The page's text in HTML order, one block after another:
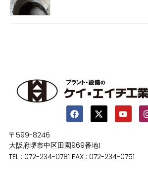
〒599-8246
大阪府堺市中区田園969番地1
TEL : 072-234-0781 FAX : 072-234-0751